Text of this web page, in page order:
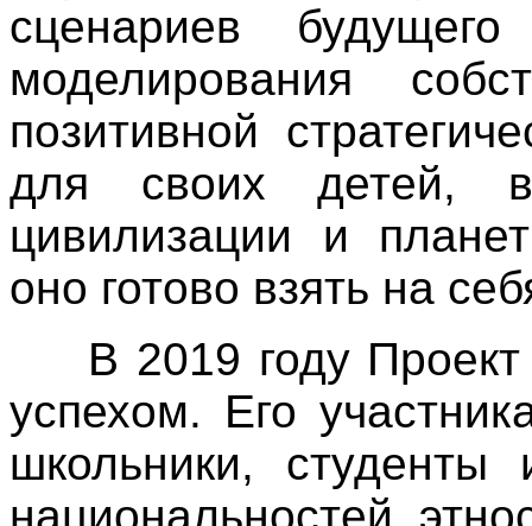
сценариев
моделирования
позитивной
для своих детей,
цивилизации и
оно готово взять на
В 2019 году
успехом. Его
школьники,